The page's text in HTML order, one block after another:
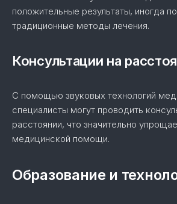
положительные результаты, иногда
традиционные методы лечения.
Консультации на
С помощью звуковых технологий
специалисты могут проводить
расстоянии, что значительно
медицинской помощи.
Образование и